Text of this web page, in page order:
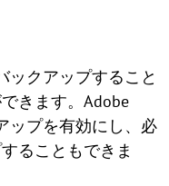
ックアップすること
きます。Adobe
ップを有効にし、必
ることもできま